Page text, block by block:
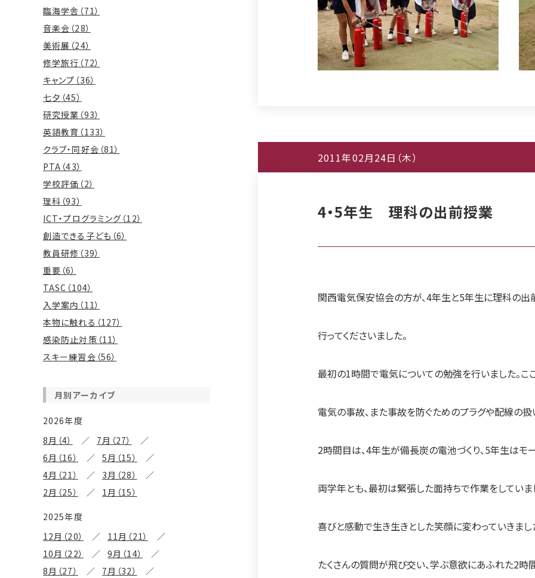
2011年02月24日（木）
4・5年生 理科の出前授業
関西電気保安協会の方が、4年生と5年生に理科の出
行ってくださいました。
最初の1時間で電気についての勉強を行いました。こ
電気の事故、また事故を防ぐためのプラグや配線の扱
2時間目は、4年生が備長炭の電池づくり、5年生はモ
両学年とも、最初は緊張した面持ちで作業をしていま
喜びと感動で生き生きとした笑顔に変わっていきまし
たくさんの質問が飛び交い、学ぶ意欲にあふれた2時
臨海学舎（71）
音楽会（28）
美術展（24）
修学旅行（72）
キャンプ（36）
七夕（45）
研究授業（93）
英語教育（133）
クラブ・同好会（81）
PTA（43）
学校評価（2）
理科（93）
ICT・プログラミング（12）
創造できる子ども（6）
教員研修（39）
重要（6）
TASC（104）
入学案内（11）
本物に触れる（127）
感染防止対策（11）
スキー練習会（56）
月別アーカイブ
2026年度
8月（4）
7月（27）
6月（16）
5月（15）
4月（21）
3月（28）
2月（25）
1月（15）
2025年度
12月（20）
11月（21）
10月（22）
9月（14）
8月（27）
7月（32）